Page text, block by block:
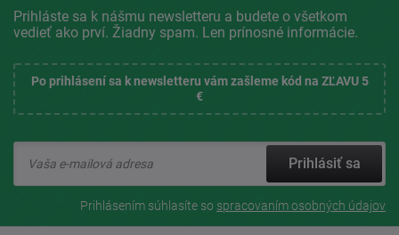
Prihláste sa k nášmu newsletteru a budete o všetkom
vedieť ako prví. Žiadny spam. Len prínosné informácie.
Po prihlásení sa k newsletteru vám zašleme kód na ZĽAVU 5
€
Prihlásiť sa
Prihlásením súhlasíte so spracovaním osobných údajov